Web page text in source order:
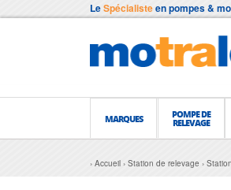
LeSpécialisteen pompes &
MARQUES POMPE DE
RELEVAGE
Accueil Station de relevage